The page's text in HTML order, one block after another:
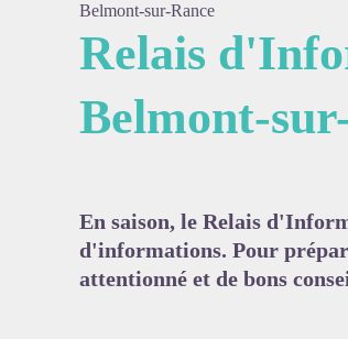
Belmont-sur-Rance
Relais
Belmont-
En saison, le Relais
d'informations. Pour
attentionné et de bons